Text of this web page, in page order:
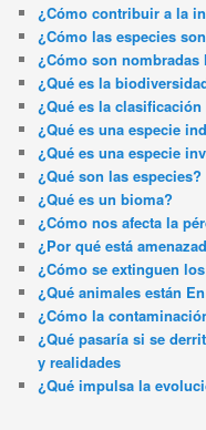
¿Cómo contribuir a la
¿Cómo las especies
¿Cómo son nombradas
¿Qué es la
¿Qué es la
¿Qué es una especie
¿Qué es una especie
¿Qué son las especies?
¿Qué es un bioma?
¿Cómo nos afecta la
¿Por qué está
¿Cómo se extinguen
¿Qué animales están
¿Cómo la
¿Qué pasaría si se
y realidades
¿Qué impulsa la